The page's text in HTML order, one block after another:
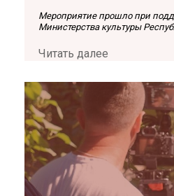
Мероприятие прошло при
Министерства культуры
Читать далее